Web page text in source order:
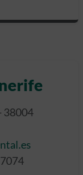
38004